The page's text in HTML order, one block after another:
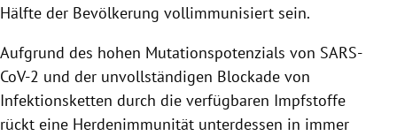
Hälfte der Bevölkerung vollimmunisiert sein.
Aufgrund des hohen Mutationspotenzials von SARS-
CoV-2 und der unvollständigen Blockade von
Infektionsketten durch die verfügbaren Impfstoffe
rückt eine Herdenimmunität unterdessen in immer